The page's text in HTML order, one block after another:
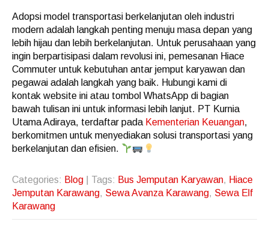
Adopsi model transportasi berkelanjutan oleh industri
modern adalah langkah penting menuju masa depan yang
lebih hijau dan lebih berkelanjutan. Untuk perusahaan yang
ingin berpartisipasi dalam revolusi ini, pemesanan Hiace
Commuter untuk kebutuhan antar jemput karyawan dan
pegawai adalah langkah yang baik. Hubungi kami di
kontak website ini atau tombol WhatsApp di bagian
bawah tulisan ini untuk informasi lebih lanjut. PT Kurnia
Utama Adiraya, terdaftar pada Kementerian Keuangan,
berkomitmen untuk menyediakan solusi transportasi yang
berkelanjutan dan efisien.
Categories: Blog | Tags: Bus Jemputan Karyawan, Hiace
Jemputan Karawang, Sewa Avanza Karawang, Sewa Elf
Karawang